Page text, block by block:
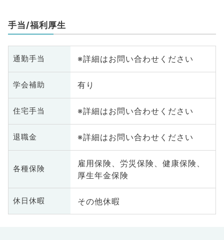
手当/福利厚生
通勤手当 ※詳細はお問い合わせください
学会補助 有り
住宅手当 ※詳細はお問い合わせください
退職金 ※詳細はお問い合わせください
各種保険
雇用保険、労災保険、健康保険、
厚生年金保険
休日休暇 その他休暇